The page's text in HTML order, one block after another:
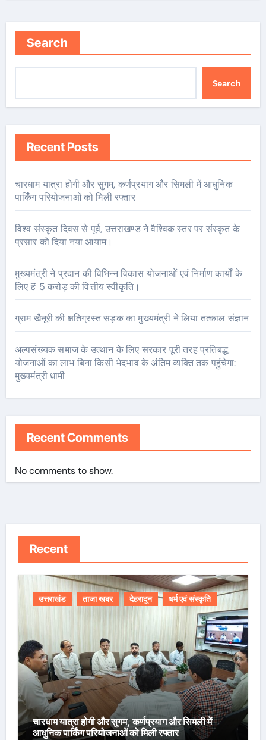
Search
Search
Recent Posts
चारधाम यात्रा होगी और सुगम, कर्णप्रयाग और सिमली में आधुनिक
पार्किंग परियोजनाओं को मिली रफ्तार
विश्व संस्कृत दिवस से पूर्व, उत्तराखण्ड ने वैश्विक स्तर पर संस्कृत के
प्रसार को दिया नया आयाम।
मुख्यमंत्री ने प्रदान की विभिन्न विकास योजनाओं एवं निर्माण कार्यों के
लिए ₹ 5 करोड़ की वित्तीय स्वीकृति।
ग्राम खैनूरी की क्षतिग्रस्त सड़क का मुख्यमंत्री ने लिया तत्काल संज्ञान
अल्पसंख्यक समाज के उत्थान के लिए सरकार पूरी तरह प्रतिबद्ध,
योजनाओं का लाभ बिना किसी भेदभाव के अंतिम व्यक्ति तक पहुंचेगा:
मुख्यमंत्री धामी
Recent Comments
No comments to show.
Recent
उत्तराखंड ताजा खबर देहरादून धर्म एवं संस्कृति
चारधाम यात्रा होगी और सुगम, कर्णप्रयाग और सिमली में
आधुनिक पार्किंग परियोजनाओं को मिली रफ्तार